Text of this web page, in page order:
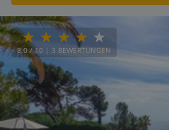
8.0/ 10 | 3 BEWERTUNGEN